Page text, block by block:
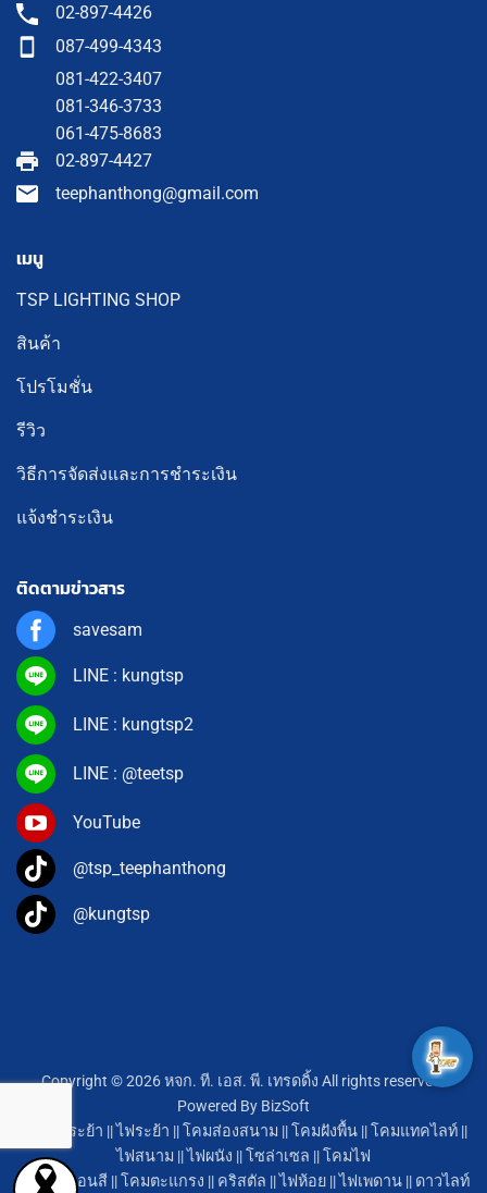
02-897-4426
087-499-4343
081-422-3407
081-346-3733
061-475-8683
02-897-4427
teephanthong@gmail.com
เมนู
TSP LIGHTING SHOP
สินค้า
โปรโมชั่น
รีวิว
วิธีการจัดส่งและการชำระเงิน
แจ้งชำระเงิน
ติดตามข่าวสาร
savesam
LINE : kungtsp
LINE : kungtsp2
LINE : @teetsp
YouTube
@tsp_teephanthong
@kungtsp
Copyright © 2026 หจก. ที. เอส. พี. เทรดดิ้ง All rights reserved.
Powered By BizSoft
โคมไฟระย้า ||ไฟระย้า ||โคมส่องสนาม ||โคมฝังพื้น||โคมแทคไลท์||
ไฟสนาม ||ไฟผนัง ||โซล่าเซล ||โคมไฟ
หลอดนีออนสี ||โคมตะแกรง || คริสตัล ||ไฟห้อย ||ไฟเพดาน || ดาวไลท์